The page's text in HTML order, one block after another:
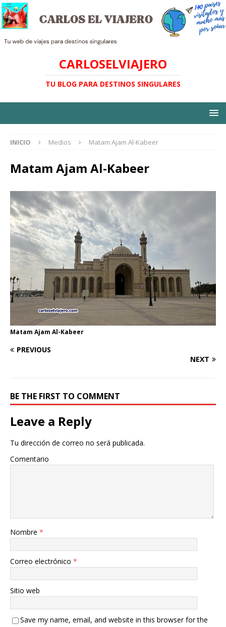
CARLOSELVIAJERO
TU BLOG PARA DESTINOS SINGULARES
INICIO Medios Matam Ajam Al-Kabeer
Matam Ajam Al-Kabeer
Matam Ajam Al-Kabeer
PREVIOUS
NEXT
BE THE FIRST TO COMMENT
Leave a Reply
Tu dirección de correo no será publicada.
Comentario
Nombre *
Correo electrónico *
Sitio web
Save my name, email, and website in this browser for the